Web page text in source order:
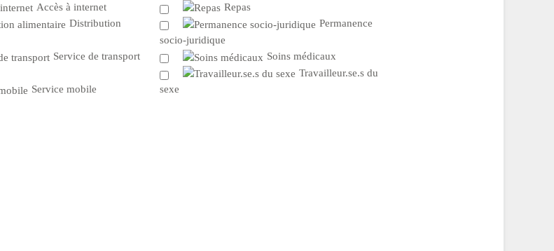
Accès à internet Repas
Distribution
Permanence
socio-juridique
Service de transport Soins médicaux
Service mobile
Travailleur.se.s du
sexe